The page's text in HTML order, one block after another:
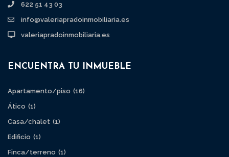
622 51 43 03
info@valeriapradoinmobiliaria.es
valeriapradoinmobiliaria.es
ENCUENTRA TU INMUEBLE
Apartamento/piso (16)
Ático (1)
Casa/chalet (1)
Edificio (1)
Finca/terreno (1)